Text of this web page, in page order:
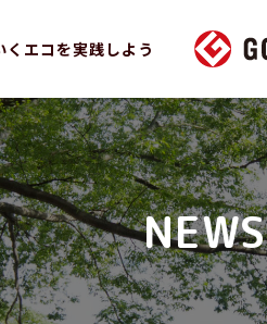
エコを実践しよう
NEWS